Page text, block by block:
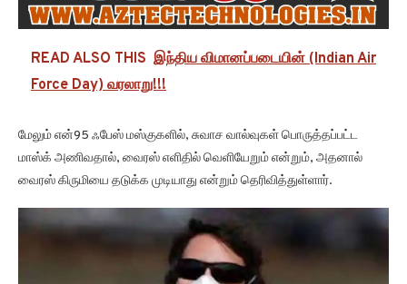
READ ALSO THIS இந்திய விமானப்படையின் (Indian Air
Force Day) வரலாறு!!!
மேலும் என்95 ஃபேஸ் மஸ்குகளில், சுவாச வால்வுகள் பொருத்தப்பட்ட
மாஸ்க் அணிவதால், வைரஸ் எளிதில் வெளியேறும் என்றும், அதனால்
வைரஸ் கிருமியை தடுக்க முடியாது என்றும் தெரிவித்துள்ளார்.